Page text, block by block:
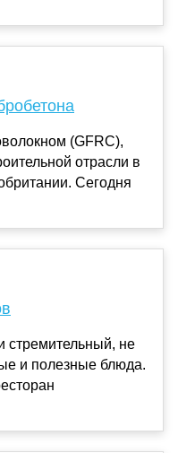
(GFRC),
отрасли в
Сегодня
стремительный, не
и полезные блюда.